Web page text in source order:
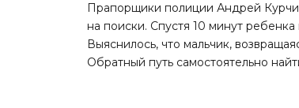
Прапорщики полиции Андрей
на поиски. Спустя 10 минут
Выяснилось, что мальчик,
Обратный путь самостоятельно